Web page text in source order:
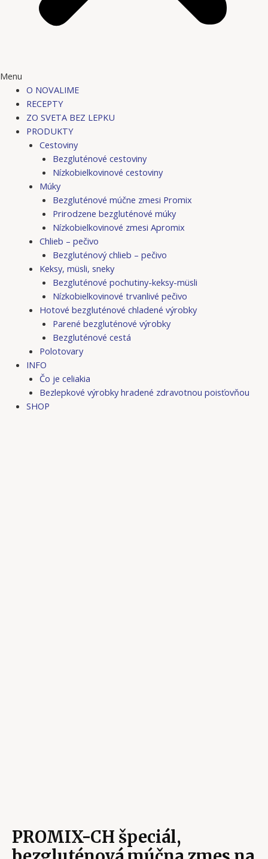
Menu
O NOVALIME
RECEPTY
ZO SVETA BEZ LEPKU
PRODUKTY
Cestoviny
Bezgluténové cestoviny
Nízkobielkovinové cestoviny
Múky
Bezgluténové múčne zmesi Promix
Prirodzene bezgluténové múky
Nízkobielkovinové zmesi Apromix
Chlieb – pečivo
Bezgluténový chlieb – pečivo
Keksy, müsli, sneky
Bezgluténové pochutiny-keksy-müsli
Nízkobielkovinové trvanlivé pečivo
Hotové bezgluténové chladené výrobky
Parené bezgluténové výrobky
Bezgluténové cestá
Polotovary
INFO
Čo je celiakia
Bezlepkové výrobky hradené zdravotnou poisťovňou
SHOP
PROMIX-CH špeciál,